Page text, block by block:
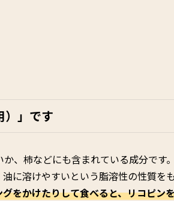
）」です
、柿などにも含まれている成分です
に溶けやすいという脂溶性の性質を
をかけたりして食べると、リコピン